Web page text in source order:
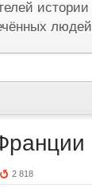
истории
людей
2 818